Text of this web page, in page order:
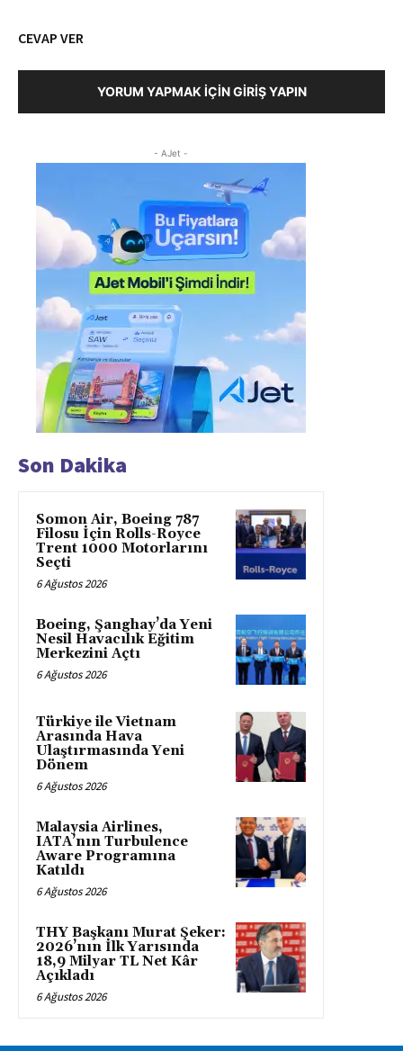
CEVAP VER
YORUM YAPMAK İÇIN GIRIŞ YAPIN
- AJet -
Son Dakika
Somon Air, Boeing 787
Filosu İçin Rolls-Royce
Trent 1000 Motorlarını
Seçti
6 Ağustos 2026
Boeing, Şanghay’da Yeni
Nesil Havacılık Eğitim
Merkezini Açtı
6 Ağustos 2026
Türkiye ile Vietnam
Arasında Hava
Ulaştırmasında Yeni
Dönem
6 Ağustos 2026
Malaysia Airlines,
IATA’nın Turbulence
Aware Programına
Katıldı
6 Ağustos 2026
THY Başkanı Murat Şeker:
2026’nın İlk Yarısında
18,9 Milyar TL Net Kâr
Açıkladı
6 Ağustos 2026